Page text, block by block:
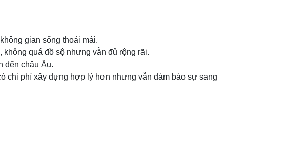
gian sống thoải mái.
quá đồ sộ nhưng vẫn đủ rộng rãi.
đến châu Âu.
chi phí xây dựng hợp lý hơn nhưng vẫn đảm bảo sự sang